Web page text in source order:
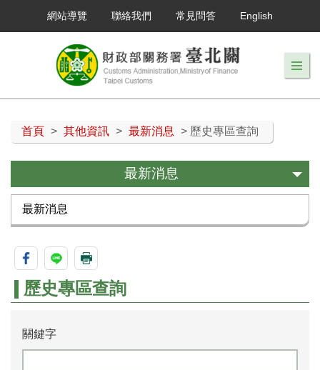
網站導覽 聯絡我們 常見問答 English
首頁 > 其他資訊 > 最新消息 > 歷史專區查詢
最新消息
最新消息
歷史專區查詢
關鍵字